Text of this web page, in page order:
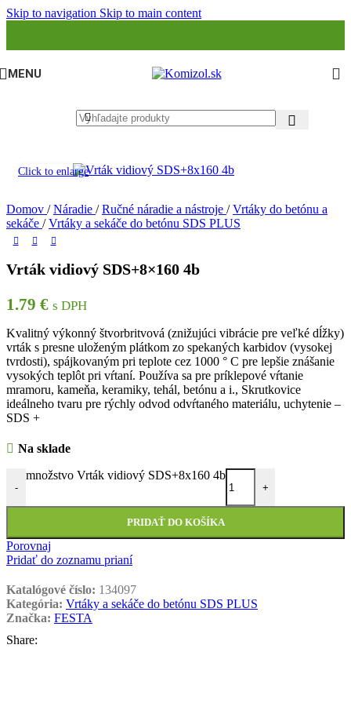
Skip to navigation Skip to main content
MENU
Click to enlarge
Domov / Náradie / Ručné náradie a nástroje / Vrtáky do betónu a
sekáče / Vrtáky a sekáče do betónu SDS PLUS
Vrták vidiový SDS+8×160 4b
1.79 € s DPH
Kvalitný výkonný štvorbritvová (znižujúci vibrácie pre veľké dĺžky)
vrták s presne uloženým plátkom zo spekaných karbidov (vysokej
tvrdosti), spájkovaným pri teplote cez 1000 ° C pre lepšie znášanie
vysokých teplôt pri vŕtaní. Používa sa pre príklepové vŕtanie
mramoru, kameňa, keramiky, tehál, betónu a i., Skrutkovice
ideálneho tvaru pre rýchly odvod odvŕtaného materiálu, uchytenie –
SDS +
Na sklade
-
množstvo Vrták vidiový SDS+8x160 4b
+
PRIDAŤ DO KOŠÍKA
Porovnaj
Pridať do zoznamu prianí
Katalógové číslo: 134097
Kategória: Vrtáky a sekáče do betónu SDS PLUS
Značka: FESTA
Share: